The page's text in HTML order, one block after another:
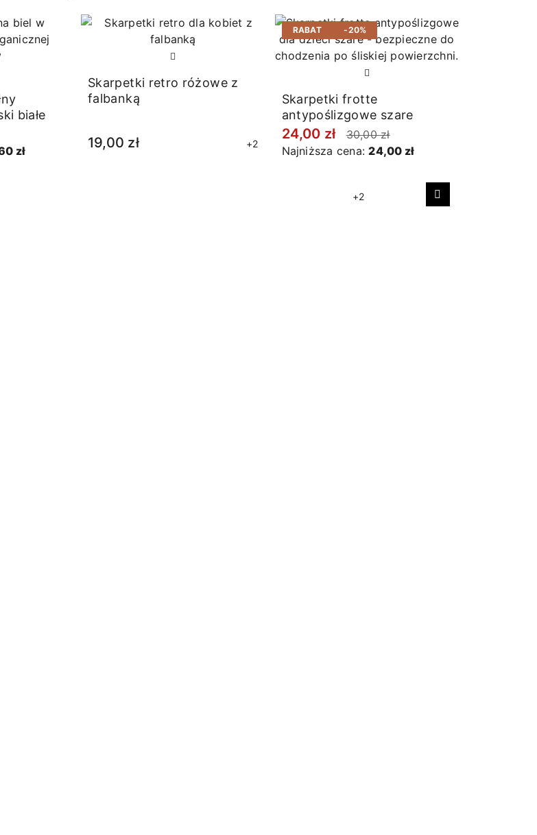
białe
zł
Skarpetki retro różowe z
falbanką
19,00 zł +2
RABAT -20%
Skarpetki frotte
antypoślizgowe szare
24,00 zł
30,00 zł
Najniższa cena:24,00 zł
+2 Następny